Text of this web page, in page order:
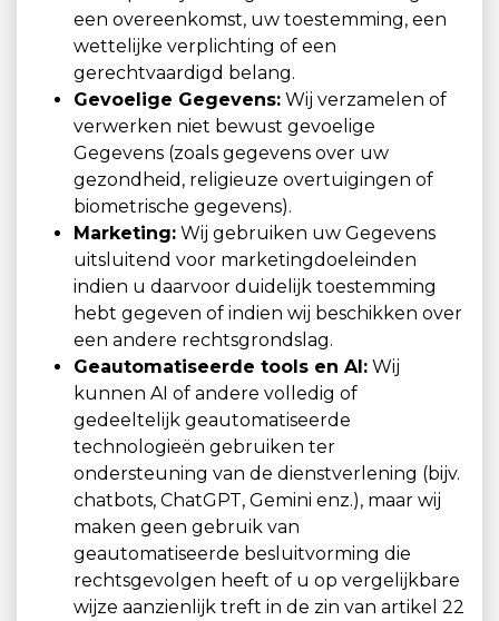
een overeenkomst, uw toestemming, een
wettelijke verplichting of een
gerechtvaardigd belang.
Gevoelige Gegevens: Wij verzamelen of
verwerken niet bewust gevoelige
Gegevens (zoals gegevens over uw
gezondheid, religieuze overtuigingen of
biometrische gegevens).
Marketing: Wij gebruiken uw Gegevens
uitsluitend voor marketingdoeleinden
indien u daarvoor duidelijk toestemming
hebt gegeven of indien wij beschikken over
een andere rechtsgrondslag.
Geautomatiseerde tools en AI: Wij
kunnen AI of andere volledig of
gedeeltelijk geautomatiseerde
technologieën gebruiken ter
ondersteuning van de dienstverlening (bijv.
chatbots, ChatGPT, Gemini enz.), maar wij
maken geen gebruik van
geautomatiseerde besluitvorming die
rechtsgevolgen heeft of u op vergelijkbare
wijze aanzienlijk treft in de zin van artikel 22